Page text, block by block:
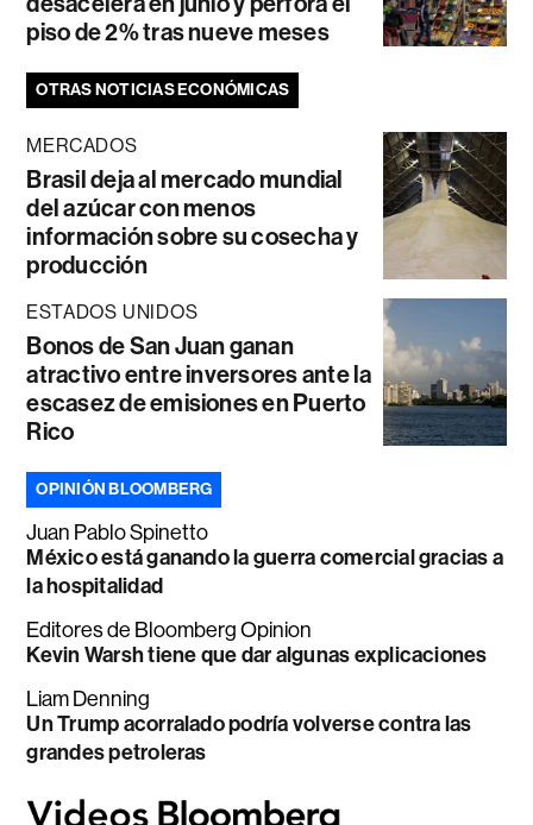
piso de 2% tras nueve meses
OTRAS NOTICIAS ECONÓMICAS
MERCADOS
Brasil deja al mercado mundial
del azúcar con menos
información sobre su cosecha y
producción
ESTADOS UNIDOS
Bonos de San Juan ganan
atractivo entre inversores ante la
escasez de emisiones en Puerto
Rico
OPINIÓN BLOOMBERG
Juan Pablo Spinetto
México está ganando la guerra comercial gracias a
la hospitalidad
Editores de Bloomberg Opinion
Kevin Warsh tiene que dar algunas explicaciones
Liam Denning
Un Trump acorralado podría volverse contra las
grandes petroleras